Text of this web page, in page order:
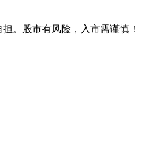
。股市有风险，入市需谨慎！